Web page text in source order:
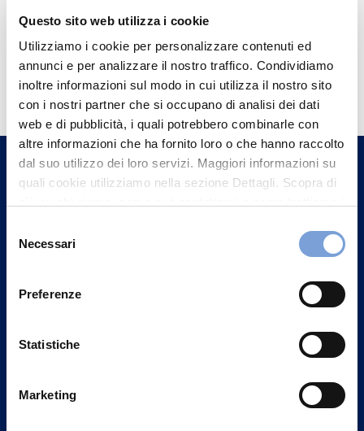
Questo sito web utilizza i cookie
Utilizziamo i cookie per personalizzare contenuti ed
annunci e per analizzare il nostro traffico. Condividiamo
inoltre informazioni sul modo in cui utilizza il nostro sito
con i nostri partner che si occupano di analisi dei dati
web e di pubblicità, i quali potrebbero combinarle con
altre informazioni che ha fornito loro o che hanno raccolto
dal suo utilizzo dei loro servizi. Maggiori informazioni su
quali cookie utilizziamo nella sezione Dettagli. Scopra di
può trovare nel footer del sito nella sezione "Informativa
delNecessari
Preferenze
Statistiche
Marketing
Hai bisogno di
informazioni?
Trova l'Agenzia più vicina a te e parla con
un nostro Agente.
Contattaci